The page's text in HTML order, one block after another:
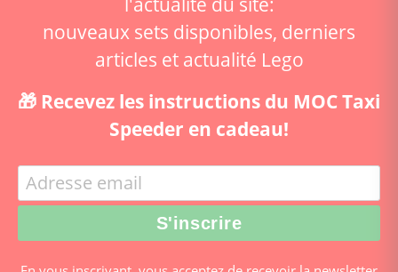
nouveaux sets disponibles, derniers
articles et actualité Lego
🎁 Recevez les instructions du MOC Taxi
Speeder en cadeau!